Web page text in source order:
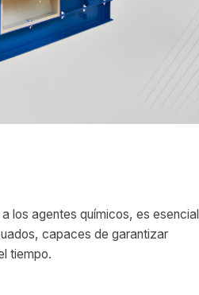
los agentes químicos, es esencial
capaces de garantizar
tiempo.